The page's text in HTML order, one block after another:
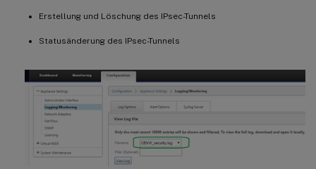
Erstellung und Löschung des IPsec-Tunnels
Statusänderung des IPsec-Tunnels